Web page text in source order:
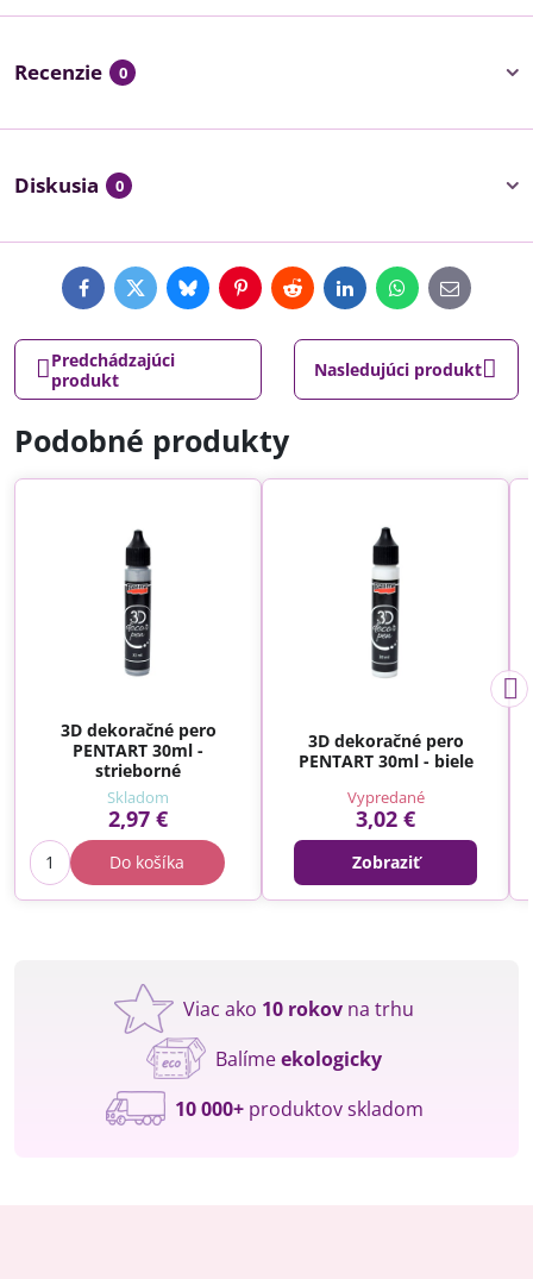
Recenzie 0
Diskusia 0
FacebookTwitterBlueskyPinterestRedditLinkedInWhatsApp
E-
mail
Predchádzajúci
produkt
Nasledujúci produkt
Podobné produkty
3D dekoračné pero
PENTART 30ml -
strieborné
Skladom
2,97 €
Do košíka
3D dekoračné pero
PENTART 30ml - biele
Vypredané
3,02 €
Zobraziť
Viac ako 10 rokov na trhu
Balímeekologicky
10 000+produktov skladom